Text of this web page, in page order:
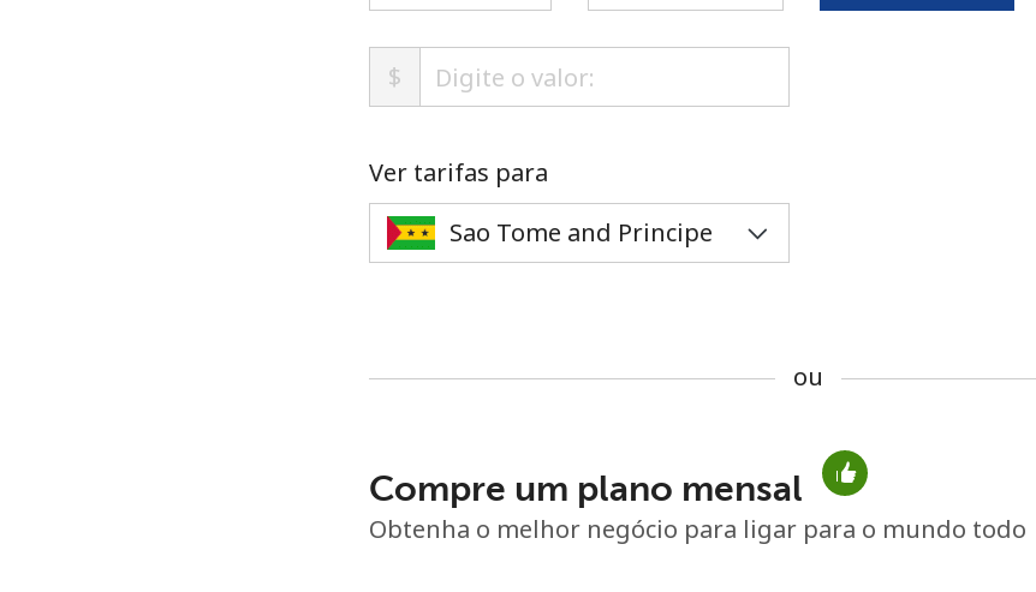
Mínimo de 8 caracteres
$
Ver tarifas para
ou
Compre um plano mensal
Obtenha o melhor negócio para ligar para o mundo todo